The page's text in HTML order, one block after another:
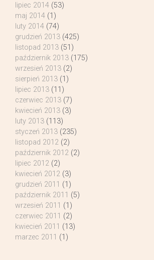
lipiec 2014 (53)
maj 2014 (1)
luty 2014 (74)
grudzień 2013 (425)
listopad 2013 (51)
październik 2013 (175)
wrzesień 2013 (2)
sierpień 2013 (1)
lipiec 2013 (11)
czerwiec 2013 (7)
kwiecień 2013 (3)
luty 2013 (113)
styczeń 2013 (235)
listopad 2012 (2)
październik 2012 (2)
lipiec 2012 (2)
kwiecień 2012 (3)
grudzień 2011 (1)
październik 2011 (5)
wrzesień 2011 (1)
czerwiec 2011 (2)
kwiecień 2011 (13)
marzec 2011 (1)